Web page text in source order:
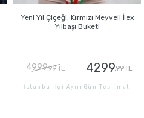
Yeni Yıl Çiçeği: Kırmızı Meyveli İlex
Yılbaşı Buketi
4999,99 TL 4299,99 TL
İstanbul İçi Aynı Gün Teslimat